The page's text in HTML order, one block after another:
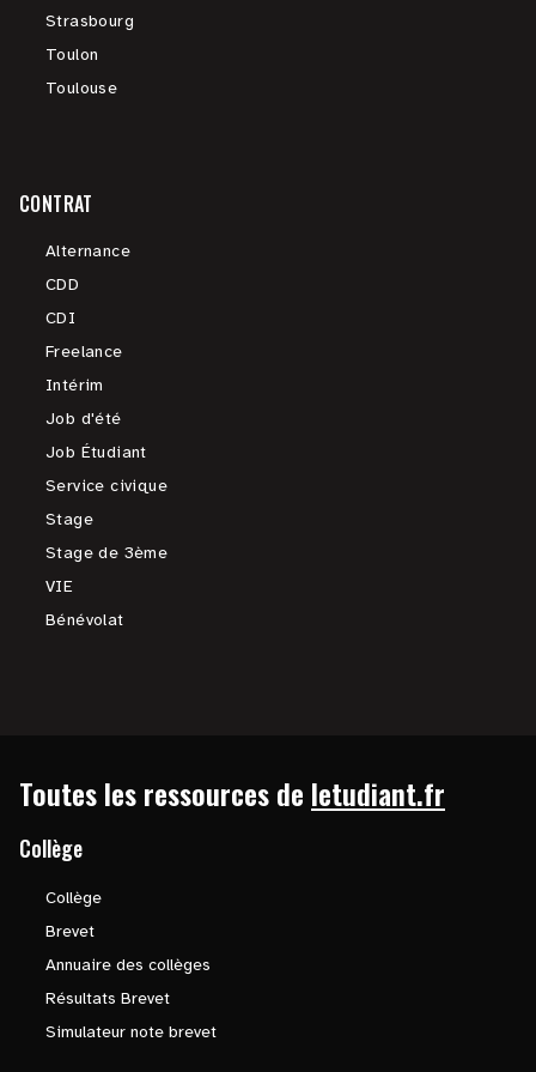
Strasbourg
Toulon
Toulouse
CONTRAT
Alternance
CDD
CDI
Freelance
Intérim
Job d'été
Job Étudiant
Service civique
Stage
Stage de 3ème
VIE
Bénévolat
Toutes les ressources de letudiant.fr
Collège
Collège
Brevet
Annuaire des collèges
Résultats Brevet
Simulateur note brevet